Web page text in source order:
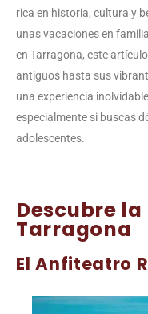
rica en historia, cultura y
unas vacaciones en
en Tarragona, este
antiguos hasta sus
una experiencia
especialmente si buscas
adolescentes.
Descubre
Tarragona
El Anfiteatro